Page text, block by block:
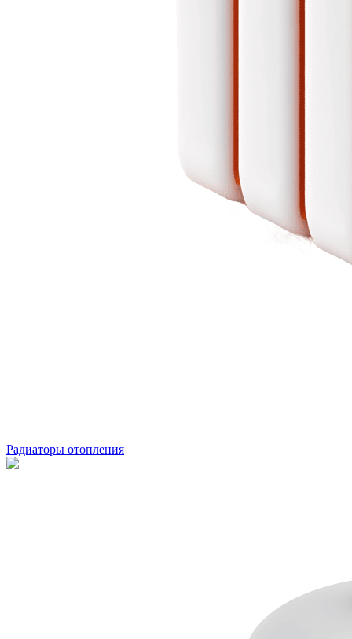
Радиаторы отопления